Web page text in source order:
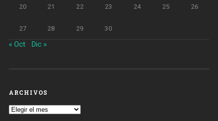
20 21 22 23 24 25 26
27 28 29 30
« Oct Dic »
ARCHIVOS
Archivos